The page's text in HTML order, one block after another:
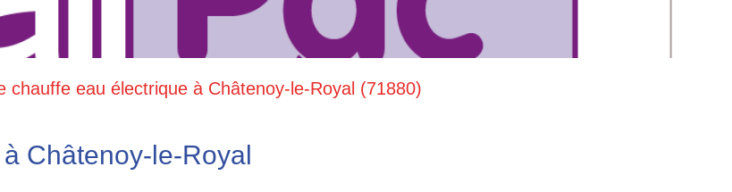
chauffe eau électrique à Châtenoy-le-Royal (71880)
Châtenoy-le-Royal